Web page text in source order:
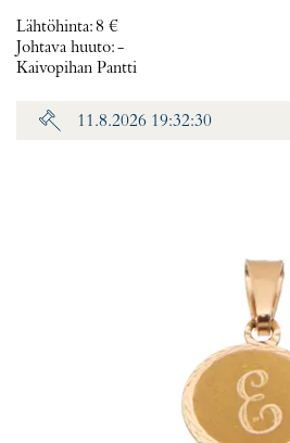
Lähtöhinta:8 €
Johtava huuto:-
Kaivopihan Pantti
11.8.2026 19:32:30